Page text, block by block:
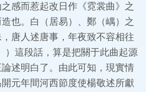
感而惹起改日作《霓裳曲》之
也。白（居易）、鄭（嵎）之
唐人述唐事，年夜致不容相往
）這段話，算是把關于此曲起源
述明白了。由此可知，現實情
元年間河西節度使楊敬述所獻